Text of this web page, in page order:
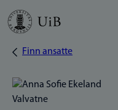
Hopp
Navigasjonssti
Finn ansatte